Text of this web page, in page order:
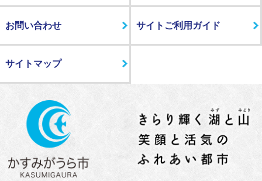
お問い合わせ サイトご利用ガイド
サイトマップ